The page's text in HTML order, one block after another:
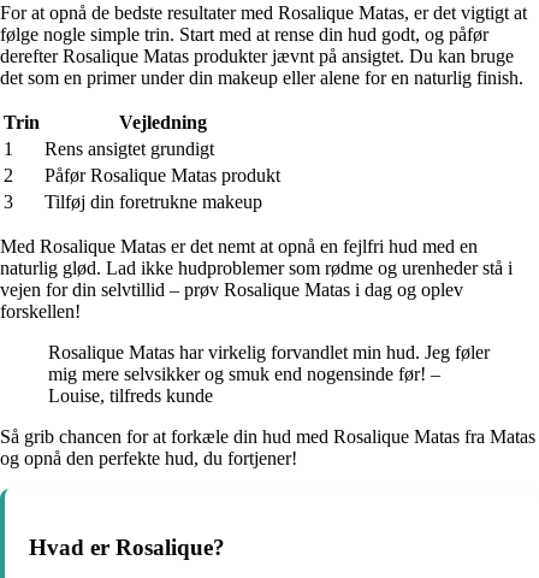
For at opnå de bedste resultater med Rosalique Matas, er det vigtigt at
følge nogle simple trin. Start med at rense din hud godt, og påfør
derefter Rosalique Matas produkter jævnt på ansigtet. Du kan bruge
det som en primer under din makeup eller alene for en naturlig finish.
Trin
Vejledning
1
Rens ansigtet grundigt
2
Påfør Rosalique Matas produkt
3
Tilføj din foretrukne makeup
Med Rosalique Matas er det nemt at opnå en fejlfri hud med en
naturlig glød. Lad ikke hudproblemer som rødme og urenheder stå i
vejen for din selvtillid – prøv Rosalique Matas i dag og oplev
forskellen!
Rosalique Matas har virkelig forvandlet min hud. Jeg føler
mig mere selvsikker og smuk end nogensinde før! –
Louise, tilfreds kunde
Så grib chancen for at forkæle din hud med Rosalique Matas fra Matas
og opnå den perfekte hud, du fortjener!
Hvad er Rosalique?